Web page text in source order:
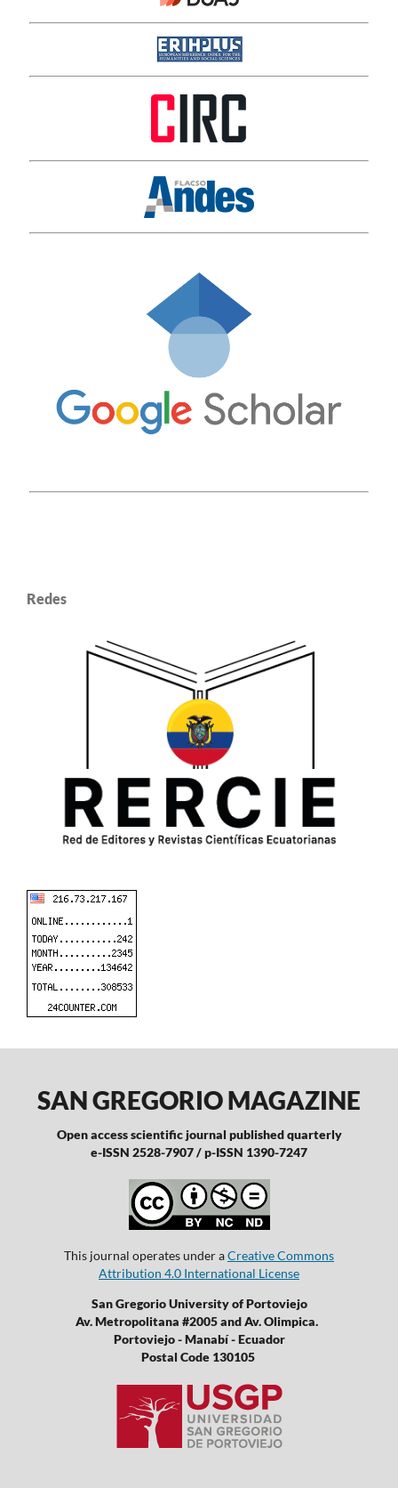
Redes
SAN GREGORIO MAGAZINE
Open access scientific journal published quarterly
e-ISSN 2528-7907 / p-ISSN 1390-7247
This journal operates under aCreative Commons
Attribution 4.0 International License
San Gregorio University of Portoviejo
Av. Metropolitana #2005 and Av. Olimpica.
Portoviejo - Manabí - Ecuador
Postal Code 130105